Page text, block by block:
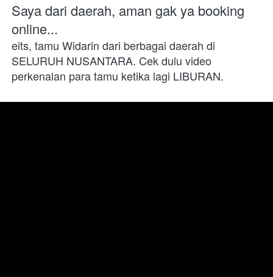
Saya dari daerah, aman gak ya booking
online...
eits, tamu Widarin dari berbagai daerah di
SELURUH NUSANTARA. Cek dulu video
perkenalan para tamu ketika lagi LIBURAN.